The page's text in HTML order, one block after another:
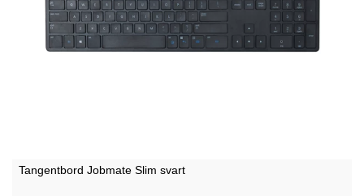
Tangentbord Jobmate Slim svart